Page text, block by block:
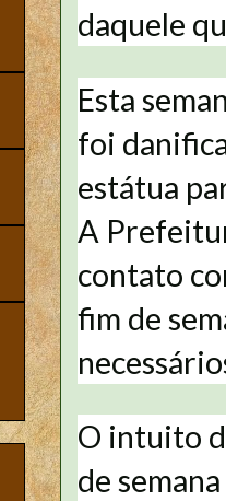
daquele
Esta
foi
estátua
A
contato
fim de
O intuito
de